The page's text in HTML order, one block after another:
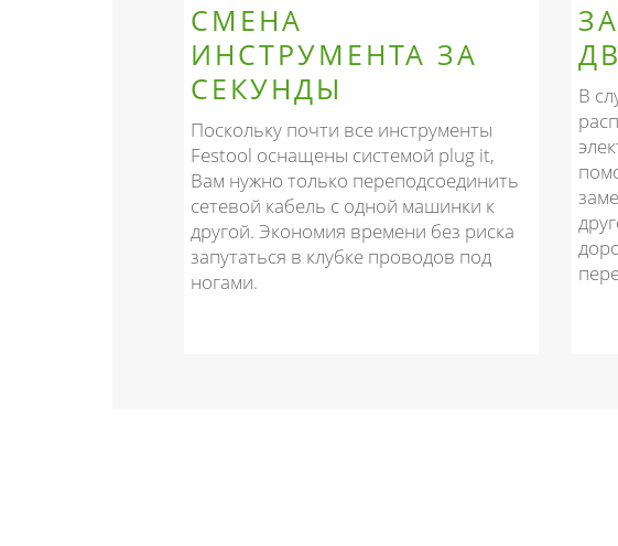
СМЕНА
ИНСТРУМЕНТА ЗА
СЕКУНДЫ
Поскольку почти все инструменты
Festool оснащены системой plug it,
Вам нужно только переподсоединить
сетевой кабель с одной машинки к
другой. Экономия времени без риска
запутаться в клубке проводов под
ногами.
В